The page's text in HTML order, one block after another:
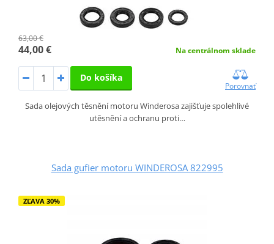
63,00 €
44,00 € Na centrálnom sklade
Do košíka
Porovnať
Sada olejových těsnění motoru Winderosa zajišťuje spolehlivé
utěsnění a ochranu proti…
Sada gufier motoru WINDEROSA 822995
ZĽAVA 30%